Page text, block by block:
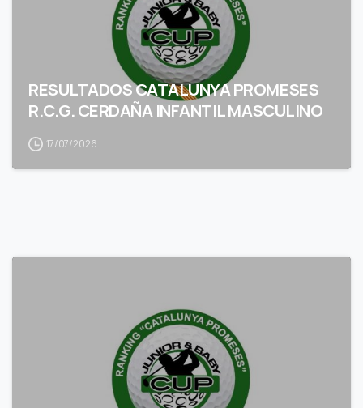
RESULTADOS CATALUNYA PROMESES
R.C.G. CERDAÑA INFANTIL MASCULINO
17/07/2026